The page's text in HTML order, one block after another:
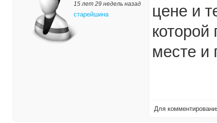
15 лет 29 недель назад
старейшина
цене и
месте и
Для